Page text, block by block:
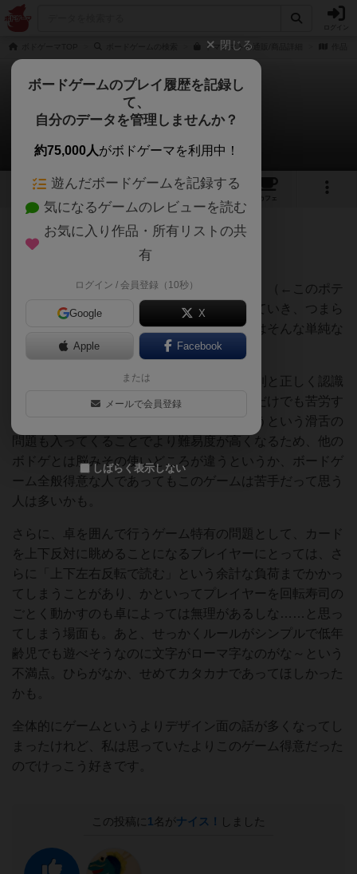
トマトマトの通販/商品詳細
トマトマト
深水あどらさんのレビュー
6 4 27
カフェ
127名 1名 2 2ヶ月前
「トマト」「マト」「マ」「ト」「ポテト」（←このポテ
トは何？）のカードがランダムに追加されていき、つまら
ずにひといきで言いましょうという、基本はそんな単純な
ゲーム。
案外「ト」と「マ」だけで構成された文字列と正しく認識
することは難しく、単に文字列を目で追うだけでも苦労す
るのに、それをひといきで読み上げましょうという滑舌の
問題も入ってくることでより難易度が高くなるため、他の
ボドゲとは脳みその使いどころが違うというか、ボードゲ
ーム全般得意な人であってもこのゲームは苦手だって思う
人は多いかも。
さらに、卓を囲んで行うゲーム特有の問題として、カード
を上下反対に眺めることになるプレイヤーにとっては、さ
らに「上下左右反転で読む」という余計な負荷までかかっ
てしまうことがあり、かといってプレイヤーを回転寿司の
ごとく動かすのも卓によっては無理があるしな……と思っ
てしまう場面も。あと、せっかくルールがシンプルで低年
齢児でも遊べそうなのに文字がローマ字なのがな～という
不満点。ひらがなか、せめてカタカナであってほしかった
かも。
全体的にゲームというよりデザイン面の話が多くなってし
まったけれど、私は思っていたよりこのゲーム得意だった
のでけっこう好きです。
この投稿に 1 名がナイス！ しました
閉じる
ボードゲームのプレイ履歴を記録し
て、
自分のデータを管理しませんか？
約75,000人がボドゲーマを利用中！
遊んだボードゲームを記録する
気になるゲームのレビューを読む
お気に入り作品・所有リストの共
有
ログイン / 会員登録（10秒）
Google X
Apple Facebook
または
メールで会員登録
しばらく表示しない